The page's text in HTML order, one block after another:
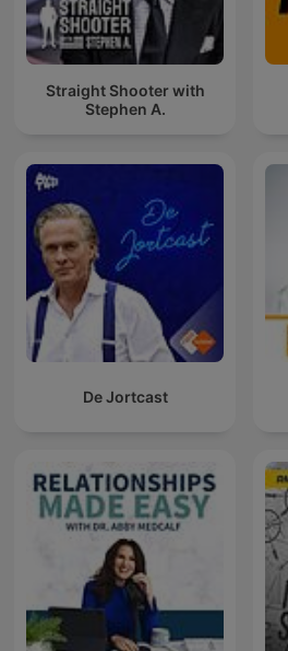
Straight Shooter with
Stephen A.
De Jortcast